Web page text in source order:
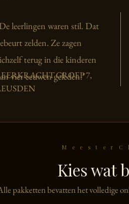
leerlingen waren stil. Dat
zelden. Ze zagen
terug in die kinderen
vier eeuwen geleden."
GROEP 7,
Kies wat
pakketten bevatten het volledige